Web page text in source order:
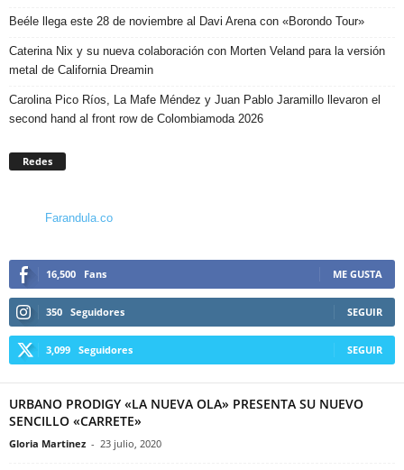
Beéle llega este 28 de noviembre al Davi Arena con «Borondo Tour»
Caterina Nix y su nueva colaboración con Morten Veland para la versión
metal de California Dreamin
Carolina Pico Ríos, La Mafe Méndez y Juan Pablo Jaramillo llevaron el
second hand al front row de Colombiamoda 2026
Redes
Farandula.co
16,500 Fans ME GUSTA
350 Seguidores SEGUIR
3,099 Seguidores SEGUIR
URBANO PRODIGY «LA NUEVA OLA» PRESENTA SU NUEVO
SENCILLO «CARRETE»
Gloria Martinez - 23 julio, 2020